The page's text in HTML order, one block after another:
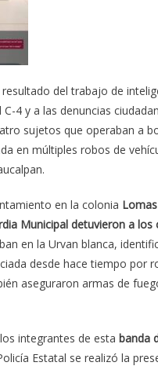
del trabajo de
4 y a las denuncias
sujetos que operaban a
en múltiples robos de
en la colonia
Municipal detuvieron a los
en la Urvan blanca,
desde hace tiempo por
aseguraron armas de
integrantes de esta banda
Estatal se realizó la